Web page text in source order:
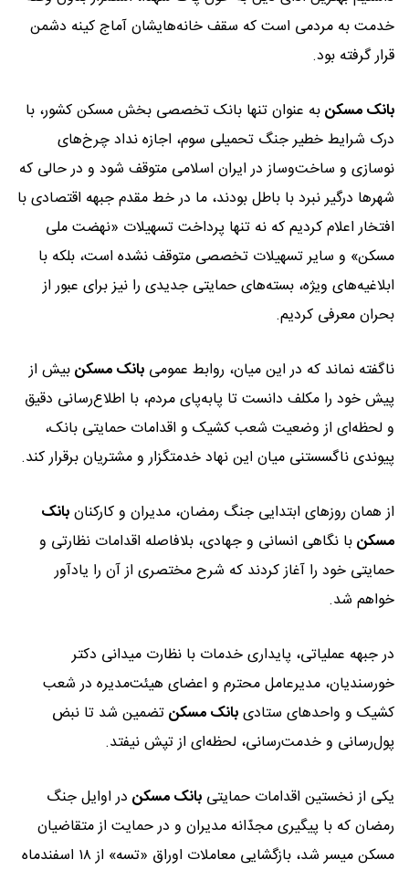
خدمت به مردمی است که سقف خانه‌هایشان آماج کینه دشمن
قرار گرفته بود.
بانک مسکنبه عنوان تنها بانک تخصصی بخش مسکن کشور، با
درک شرایط خطیر جنگ تحمیلی سوم، اجازه نداد چرخ‌های
نوسازی و ساخت‌وساز در ایران اسلامی متوقف شود و در حالی که
شهرها درگیر نبرد با باطل بودند، ما در خط مقدم جبهه اقتصادی با
افتخار اعلام کردیم که نه تنها پرداخت تسهیلات «نهضت ملی
مسکن» و سایر تسهیلات تخصصی متوقف نشده است، بلکه با
ابلاغیه‌های ویژه، بسته‌های حمایتی جدیدی را نیز برای عبور از
بحران معرفی کردیم.
ناگفته نماند که در این میان، روابط عمومی بانک مسکنبیش از
پیش خود را مکلف دانست تا پا‌به‌پای مردم، با اطلاع‌رسانی دقیق
و لحظه‌ای از وضعیت شعب کشیک و اقدامات حمایتی بانک،
پیوندی ناگسستنی میان این نهاد خدمتگزار و مشتریان برقرار کند.
از همان روزهای ابتدایی جنگ رمضان، مدیران و کارکنانبانک
مسکنبا نگاهی انسانی و جهادی، بلافاصله اقدامات نظارتی و
حمایتی خود را آغاز کردند که شرح مختصری از آن را یادآور
خواهم شد.
در جبهه عملیاتی، پایداری خدمات با نظارت میدانی دکتر
خورسندیان، مدیرعامل محترم و اعضای هیئت‌مدیره در شعب
کشیک و واحدهای ستادیبانک مسکنتضمین شد تا نبض
پول‌رسانی و خدمت‌رسانی، لحظه‌ای از تپش نیفتد.
یکی از نخستین اقدامات حمایتی بانک مسکن در اوایل جنگ
رمضان که با پیگیری مجدّانه مدیران و در حمایت از متقاضیان
مسکن میسر شد، بازگشایی معاملات اوراق «تسه» از ۱۸ اسفندماه